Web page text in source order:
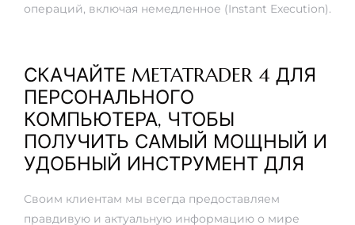
операций, включая немедленное (Instant Execution).
СКАЧАЙТЕ METATRADER 4 ДЛЯ
ПЕРСОНАЛЬНОГО
КОМПЬЮТЕРА, ЧТОБЫ
ПОЛУЧИТЬ САМЫЙ МОЩНЫЙ И
УДОБНЫЙ ИНСТРУМЕНТ ДЛЯ
Своим клиентам мы всегда предоставляем
правдивую и актуальную информацию о мире